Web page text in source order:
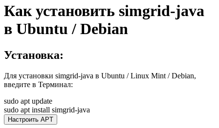
Как установить simgrid-java
в Ubuntu / Debian
Установка:
Для установки simgrid-java в Ubuntu / Linux Mint / Debian,
введите в Терминал:
sudo apt update
sudo apt install simgrid-java
Настроить APT